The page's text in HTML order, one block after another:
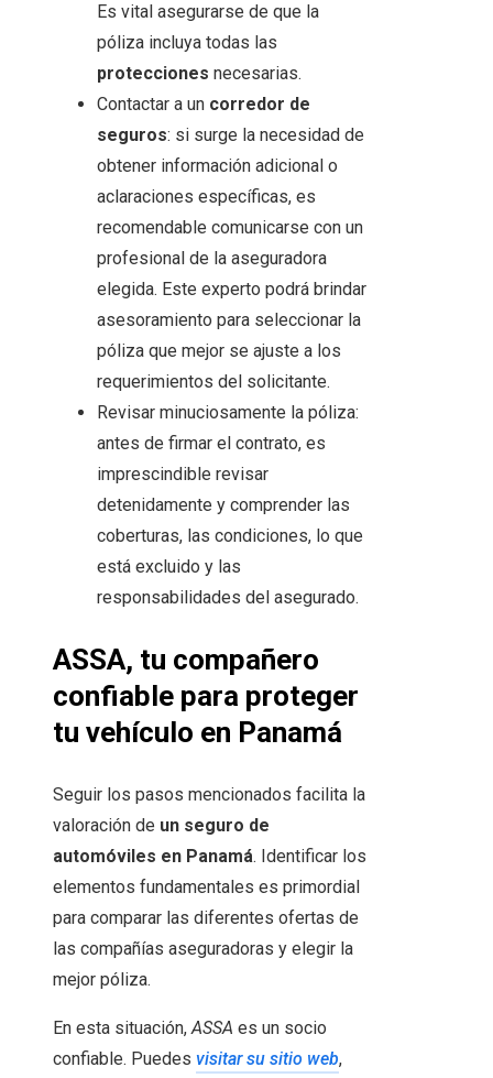
Es vital asegurarse de que la
póliza incluya todas las
protecciones necesarias.
Contactar a un corredor de
seguros: si surge la necesidad de
obtener información adicional o
aclaraciones específicas, es
recomendable comunicarse con un
profesional de la aseguradora
elegida. Este experto podrá brindar
asesoramiento para seleccionar la
póliza que mejor se ajuste a los
requerimientos del solicitante.
Revisar minuciosamente la póliza:
antes de firmar el contrato, es
imprescindible revisar
detenidamente y comprender las
coberturas, las condiciones, lo que
está excluido y las
responsabilidades del asegurado.
ASSA, tu compañero
confiable para proteger
tu vehículo en Panamá
Seguir los pasos mencionados facilita la
valoración de un seguro de
automóviles en Panamá. Identificar los
elementos fundamentales es primordial
para comparar las diferentes ofertas de
las compañías aseguradoras y elegir la
mejor póliza.
En esta situación,ASSA es un socio
confiable. Puedes visitar su sitio web,